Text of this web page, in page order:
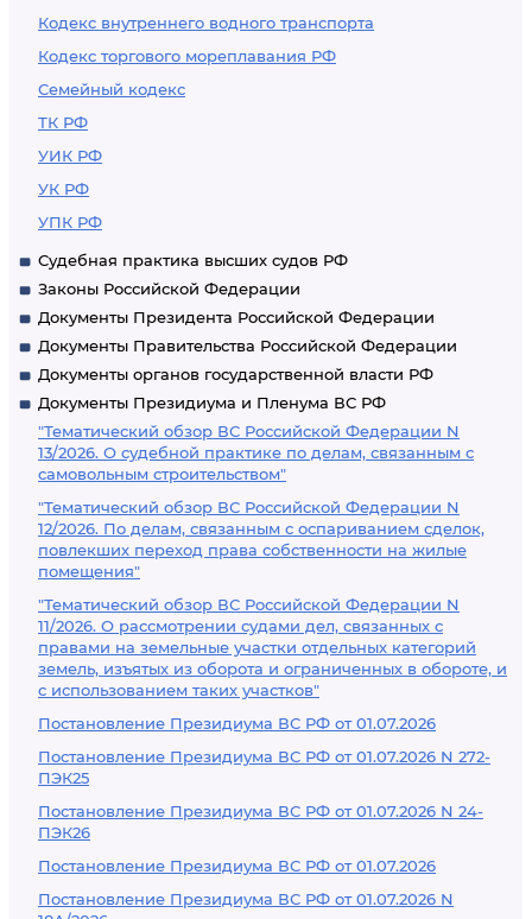
Кодекс внутреннего водного транспорта
Кодекс торгового мореплавания РФ
Семейный кодекс
ТК РФ
УИК РФ
УК РФ
УПК РФ
Судебная практика высших судов РФ
Законы Российской Федерации
Документы Президента Российской Федерации
Документы Правительства Российской Федерации
Документы органов государственной власти РФ
Документы Президиума и Пленума ВС РФ
"Тематический обзор ВС Российской Федерации N
13/2026. О судебной практике по делам, связанным с
самовольным строительством"
"Тематический обзор ВС Российской Федерации N
12/2026. По делам, связанным с оспариванием сделок,
повлекших переход права собственности на жилые
помещения"
"Тематический обзор ВС Российской Федерации N
11/2026. О рассмотрении судами дел, связанных с
правами на земельные участки отдельных категорий
земель, изъятых из оборота и ограниченных в обороте, и
с использованием таких участков"
Постановление Президиума ВС РФ от 01.07.2026
Постановление Президиума ВС РФ от 01.07.2026 N 272-
ПЭК25
Постановление Президиума ВС РФ от 01.07.2026 N 24-
ПЭК26
Постановление Президиума ВС РФ от 01.07.2026
Постановление Президиума ВС РФ от 01.07.2026 N